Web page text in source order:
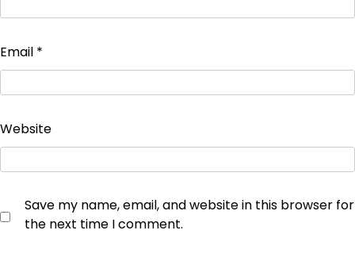
Email *
Website
Save my name, email, and website in this browser for
the next time I comment.